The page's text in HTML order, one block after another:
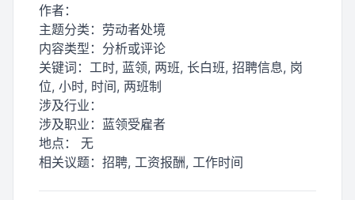
作者：
主题分类： 劳动者处境
内容类型： 分析或评论
关键词： 工时, 蓝领, 两班, 长白班, 招聘信息, 岗
位, 小时, 时间, 两班制
涉及行业：
涉及职业： 蓝领受雇者
地点： 无
相关议题： 招聘, 工资报酬, 工作时间